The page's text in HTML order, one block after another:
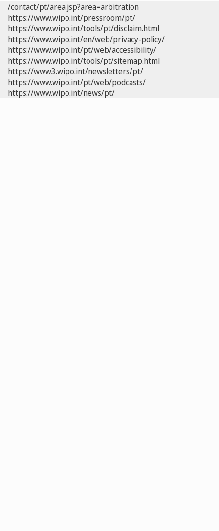
/contact/pt/area.jsp?area=arbitration
https://www.wipo.int/pressroom/pt/
https://www.wipo.int/tools/pt/disclaim.html
https://www.wipo.int/en/web/privacy-policy/
https://www.wipo.int/pt/web/accessibility/
https://www.wipo.int/tools/pt/sitemap.html
https://www3.wipo.int/newsletters/pt/
https://www.wipo.int/pt/web/podcasts/
https://www.wipo.int/news/pt/